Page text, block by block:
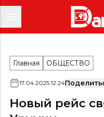
Главная ОБЩЕСТВО
17.04.2025 12:24
Новый рейс